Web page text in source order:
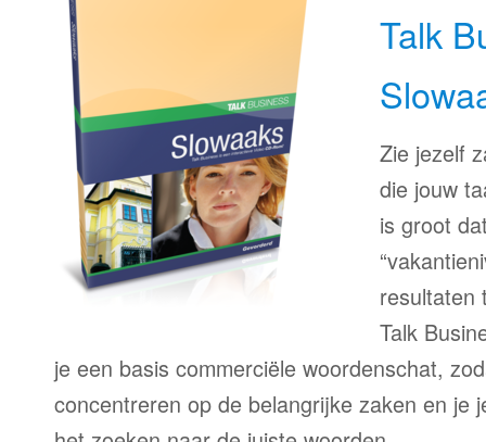
Talk
Zie jezelf
die jouw
is groot
resultaten
Talk
je een basis commerciële woordenschat,
concentreren op de belangrijke zaken en je